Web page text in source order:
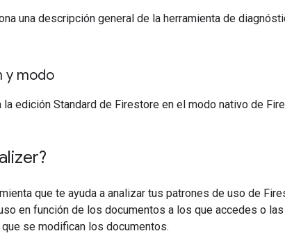
una descripción general de la herramienta de
y modo
edición Standard de Firestore en el modo nativo de
que te ayuda a analizar tus patrones de uso de
en función de los documentos a los que accedes o
se modifican los documentos.